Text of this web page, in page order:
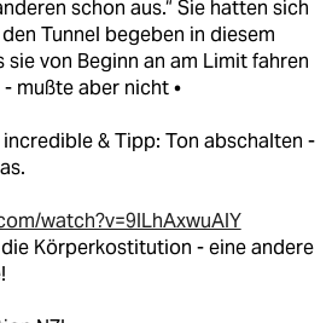
schon aus.“ Sie hatten sich
Tunnel begeben in diesem
sie von Beginn an am Limit fahren
mußte aber nicht •
& Tipp: Ton abschalten -
watch?v=9lLhAxwuAlY
Körperkostitution - eine andere